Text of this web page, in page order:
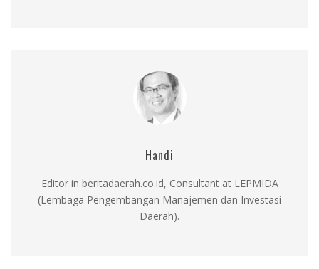
Handi
Editor in beritadaerah.co.id, Consultant at LEPMIDA
(Lembaga Pengembangan Manajemen dan Investasi
Daerah).